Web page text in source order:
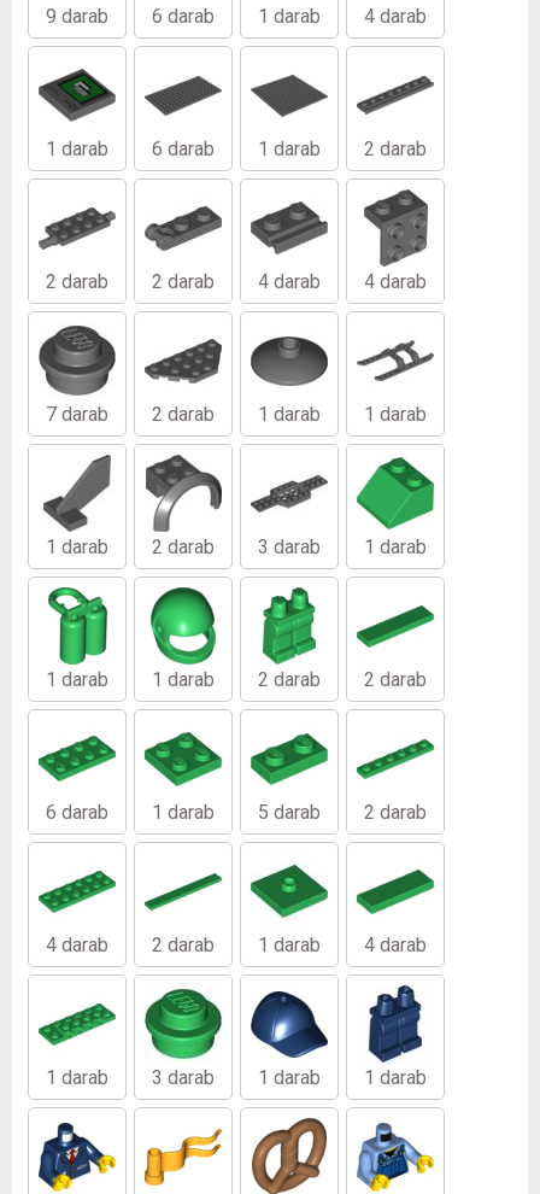
9 darab 6 darab 1 darab 4 darab
1 darab 6 darab 1 darab 2 darab
2 darab 2 darab 4 darab 4 darab
7 darab 2 darab 1 darab 1 darab
1 darab 2 darab 3 darab 1 darab
1 darab 1 darab 2 darab 2 darab
6 darab 1 darab 5 darab 2 darab
4 darab 2 darab 1 darab 4 darab
1 darab 3 darab 1 darab 1 darab